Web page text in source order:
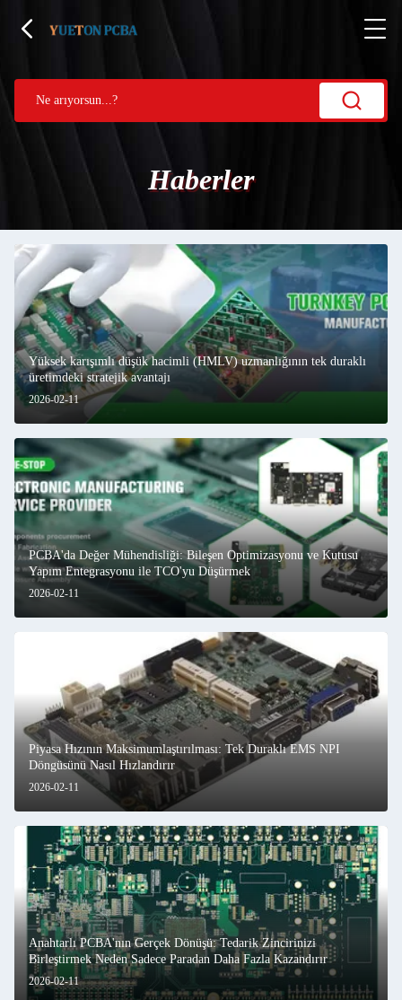
Haberler
2026-02-11
Yüksek karışımlı düşük hacimli (HMLV) uzmanlığının tek duraklı
üretimdeki stratejik avantajı
2026-02-11
PCBA'da Değer Mühendisliği: Bileşen Optimizasyonu ve Kutusu
Yapım Entegrasyonu ile TCO'yu Düşürmek
2026-02-11
Piyasa Hızının Maksimumlaştırılması: Tek Duraklı EMS NPI
Döngüsünü Nasıl Hızlandırır
2026-02-11
Anahtarlı PCBA'nın Gerçek Dönüşü: Tedarik Zincirinizi
Birleştirmek Neden Sadece Paradan Daha Fazla Kazandırır